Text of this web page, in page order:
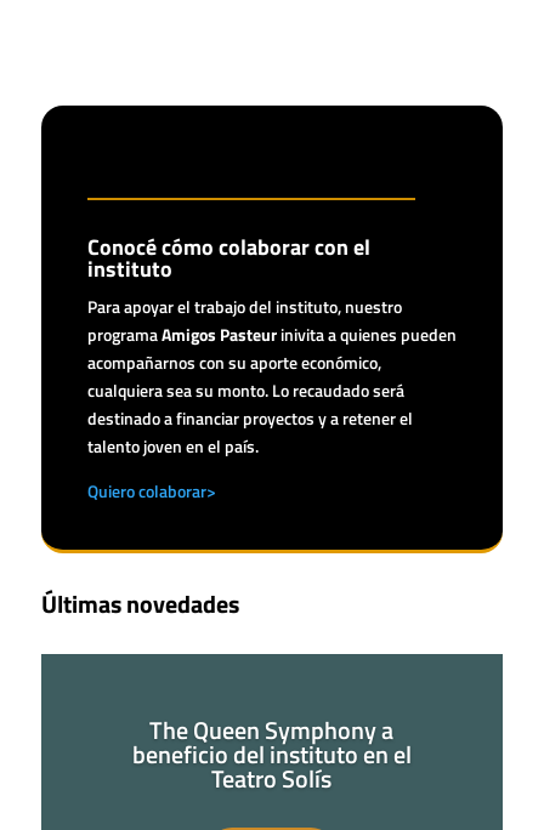
Conocé cómo colaborar con el
instituto
Para apoyar el trabajo del instituto, nuestro
programaAmigos Pasteur inivita a quienes pueden
acompañarnos con su aporte económico,
cualquiera sea su monto. Lo recaudado será
destinado a financiar proyectos y a retener el
talento joven en el país.
Quiero colaborar>
Últimas novedades
The Queen Symphony a
beneficio del instituto en el
Teatro Solís